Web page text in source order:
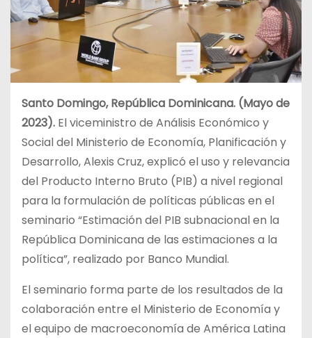
Santo Domingo, República Dominicana. (Mayo de
2023). El viceministro de Análisis Económico y
Social del Ministerio de Economía, Planificación y
Desarrollo, Alexis Cruz, explicó el uso y relevancia
del Producto Interno Bruto (PIB) a nivel regional
para la formulación de políticas públicas en el
seminario “Estimación del PIB subnacional en la
República Dominicana de las estimaciones a la
política”, realizado por Banco Mundial.
El seminario forma parte de los resultados de la
colaboración entre el Ministerio de Economía y
el equipo de macroeconomía de América Latina